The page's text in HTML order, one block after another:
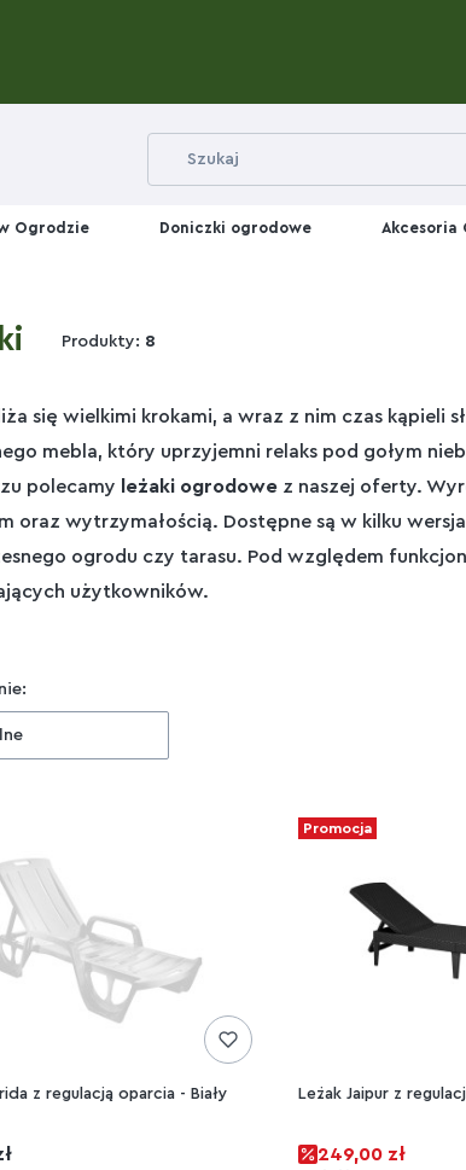
Ogrodzie Doniczki ogrodowe Akcesoria
przewijanie
Produkty: 8
się wielkimi krokami, a wraz z nim czas kąpieli
mebla, który uprzyjemni relaks pod gołym
polecamy
leżaki ogrodowe z naszej oferty.
oraz wytrzymałością. Dostępne są w kilku
ogrodu czy tarasu. Pod względem
użytkowników.
z regulacją oparcia - Biały
Promocja
Leżak Jaipur z
249,00 zł